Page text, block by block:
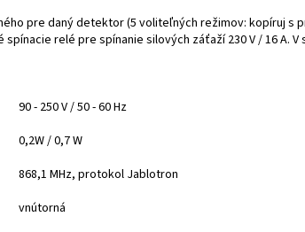
pre daný detektor (5 voliteľných režimov: kopíruj s
relé pre spínanie silových záťaží 230 V / 16 A.
90 - 250 V / 50 - 60 Hz
0,2W / 0,7 W
868,1 MHz, protokol Jablotron
vnútorná